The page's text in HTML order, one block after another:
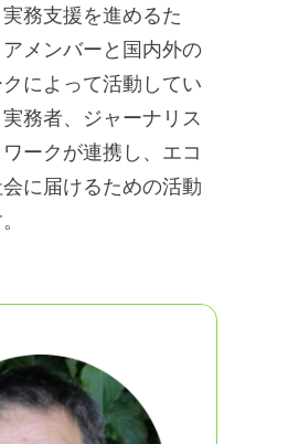
務支援を進めるた
メンバーと国内外の
によって活動してい
務者、ジャーナリス
ークが連携し、エコ
に届けるための活動